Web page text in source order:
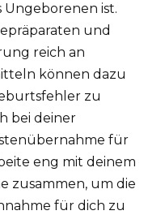
ist.
und
reich an
können dazu
zu
bei deiner
für
eng mit deinem
zusammen, um die
für dich zu